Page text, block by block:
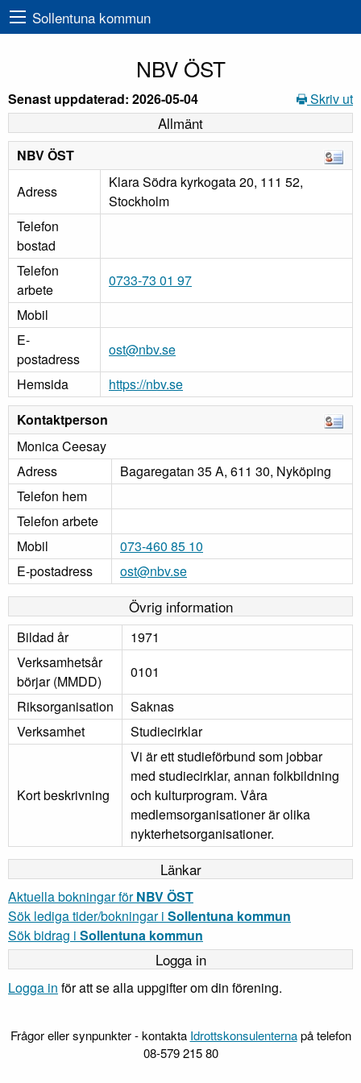
Sollentuna kommun
NBV ÖST
Senast uppdaterad: 2026-05-04 Skriv ut
Allmänt
NBV ÖST
Adress
Klara Södra kyrkogata 20, 111 52,
Stockholm
Telefon
bostad
Telefon
arbete
0733-73 01 97
Mobil
E-
postadress
ost@nbv.se
Hemsida
https://nbv.se
Kontaktperson
Monica Ceesay
Adress
Bagaregatan 35 A, 611 30, Nyköping
Telefon hem
Telefon arbete
Mobil
073-460 85 10
E-postadress
ost@nbv.se
Övrig information
Bildad år
1971
Verksamhetsår
börjar (MMDD)
0101
Riksorganisation
Saknas
Verksamhet
Studiecirklar
Kort beskrivning
Vi är ett studieförbund som jobbar
med studiecirklar, annan folkbildning
och kulturprogram. Våra
medlemsorganisationer är olika
nykterhetsorganisationer.
Länkar
Aktuella bokningar förNBV ÖST
Sök lediga tider/bokningar i Sollentuna kommun
Sök bidrag i Sollentuna kommun
Logga in
Logga in för att se alla uppgifter om din förening.
Frågor eller synpunkter - kontakta Idrottskonsulenternapå telefon
08-579 215 80